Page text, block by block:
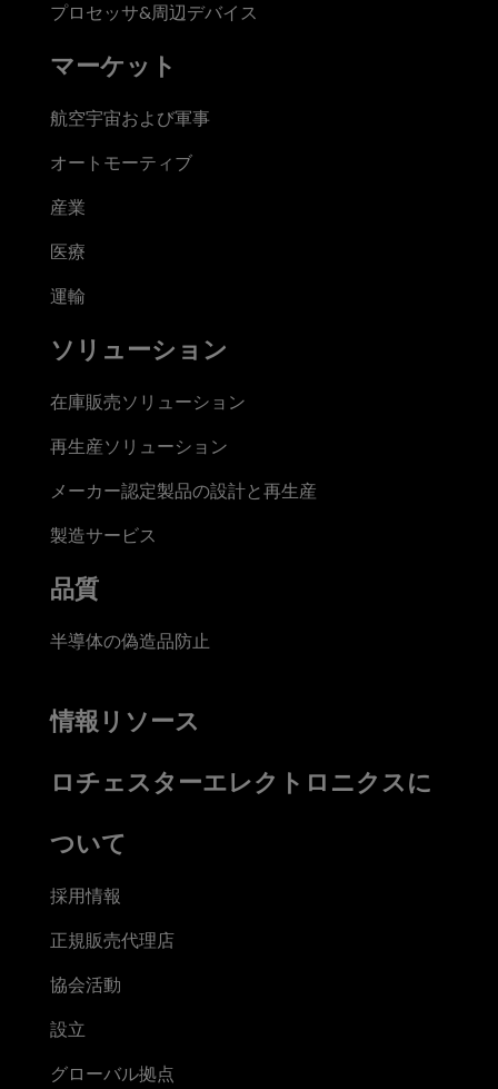
プロセッサ&周辺デバイス
マーケット
航空宇宙および軍事
オートモーティブ
産業
医療
運輸
ソリューション
在庫販売ソリューション
再生産ソリューション
メーカー認定製品の設計と再生産
製造サービス
品質
半導体の偽造品防止
情報リソース
ロチェスターエレクトロニクスに
ついて
採用情報
正規販売代理店
協会活動
設立
グローバル拠点